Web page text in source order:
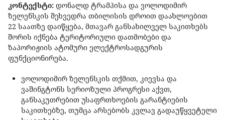
კონტექსტი: დონალდ ტრამპისა და ვოლოდიმირ
ზელენსკის შეხვედრა თბილისის დროით დაახლოებით
22 საათზე დაიწყება, მთავარ განსახილველ საკითხებს
შორის იქნება ტერიტორიული დათმობები და
ზაპორიჟიის ატომური ელექტროსადგურის
ფუნქციონირება.
ვოლოდიმირ ზელენსკის თქმით, კიევსა და
ვაშინგტონს სერიოზული პროგრესი აქვთ,
განსაკუთრებით უსაფრთხოების გარანტიების
საკითხებზე, თუმცა არსებობს კვლავ გადაუწყვეტელი